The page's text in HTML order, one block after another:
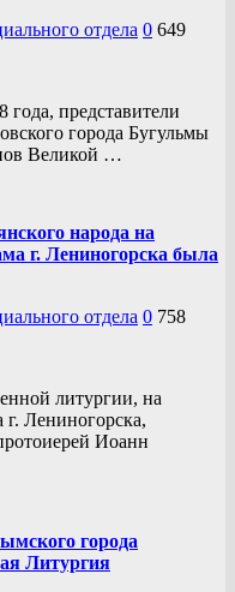
отдела 0 649
представители
города Бугульмы
Великой …
народа на
г. Лениногорска была
отдела 0 758
литургии, на
Лениногорска,
Иоанн
города
Литургия